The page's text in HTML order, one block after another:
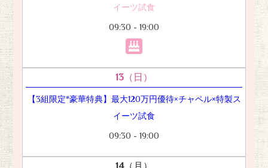
イーツ試食
09:30 - 19:00
13 （日）
【3組限定*豪華特典】最大120万円優待×チャペル×特製ス
イーツ試食
09:30 - 19:00